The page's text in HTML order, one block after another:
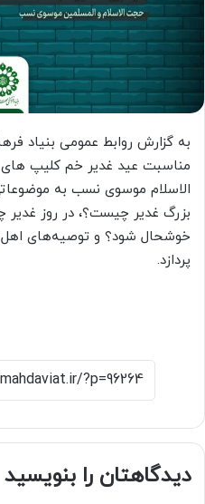
به گزارش روابط عمومی بنیاد
مناسبت عید غدیر خم کلیپ
الاسلام موسوی نسب به
بزرگ غدیر چیست؟، در روز
خوشحال شود؟ و توصیه‌های
پردازد.
دیدگاهتان را بنویسید